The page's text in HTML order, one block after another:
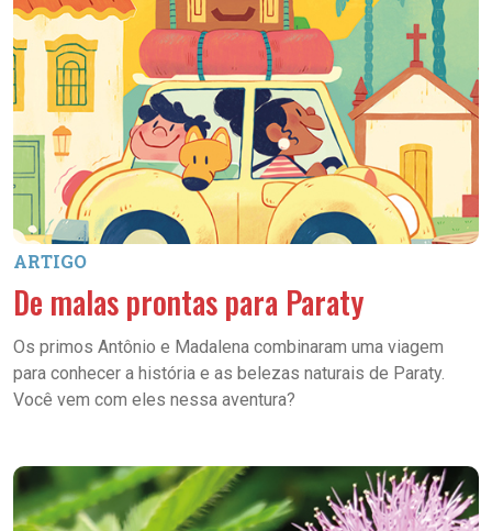
ARTIGO
De malas prontas para Paraty
Os primos Antônio e Madalena combinaram uma viagem
para conhecer a história e as belezas naturais de Paraty.
Você vem com eles nessa aventura?